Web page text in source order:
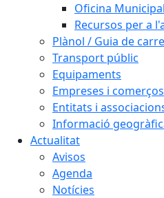
Oficina
Recursos per a
Plànol / Guia de
Transport públic
Equipaments
Empreses i comerços
Entitats i
Informació
Actualitat
Avisos
Agenda
Notícies